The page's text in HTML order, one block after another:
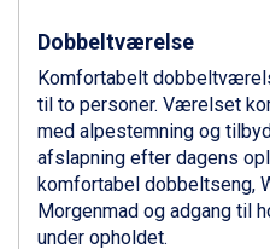
St. Anton fra DKK 7.245
Zell am See fra DKK
Canazei fra DKK 4.745
Livigno fra DKK 4.145
Ponte di Legno fra DKK
Bad Gastein fra DKK
Alleghe fra DKK 5.595
Sauze dOulx fra DKK
Dobbeltværelse
Komfortabelt
til to personer. Værelset
med alpestemning og
afslapning efter dagens
komfortabel dobbeltseng,
Morgenmad og adgang til
under opholdet.